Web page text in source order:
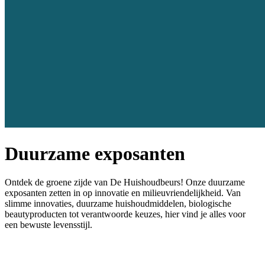
Duurzame exposanten
Ontdek de groene zijde van De Huishoudbeurs! Onze duurzame
exposanten zetten in op innovatie en milieuvriendelijkheid. Van
slimme innovaties, duurzame huishoudmiddelen, biologische
beautyproducten tot verantwoorde keuzes, hier vind je alles voor
een bewuste levensstijl.